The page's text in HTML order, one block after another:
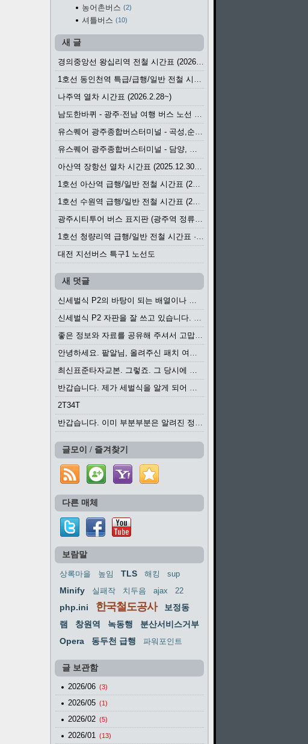
농어촌버스 2
셔틀버스 10
새 글
경의중앙선 왕십리역 전철 시간표 (2026.4.20~)
1호선 동인천역 특급/급행/일반 전철 시간표 (2026.2.28~)
나주역 열차 시간표 (2026.2.28~)
남도한바퀴 - 광주·전남 여행 버스 노선 (2026.3.1~5.31)
유스퀘어 광주종합버스터미널 - 곡성,순천／화순,보성,율포 방면 시외버스 시간표 (2026.1.31)
유스퀘어 광주종합버스터미널 - 담양, 순창, 남원, 무주, 장수, 거창, 대구 방면 시외버스 시간표 (2026...
아산역 장항선 열차 시간표 (2025.12.30 기준) (무궁화호, ITX-마음, 새마을호, 서해금빛열차)
1호선 아산역 급행/일반 전철 시간표 (2025.12.30~)
1호선 수원역 급행/일반 전철 시간표 (2025.12.30~)
광주시티투어 버스 표지판 (광주역 정류장) (2024?)
1호선 청량리역 급행/일반 전철 시간표 · 노선도 (2025.12.30~)
대전 지선버스 특구1 노선도
새 덧글
신세벌식 P2의 바탕이 되는 배열이나 주요 기능...
신세벌식 P2 자판을 잘 쓰고 있습니다. 쓰기 편리...
좋은 정보와 자료를 공유해 주셔서 고맙습니다....
안녕하세요. 팥알님, 올려주신 패치 여러모로 감사...
최신표준타자교본. 그렇죠. 그 당시에 최신 표준...
반갑습니다. 제가 세벌식을 알게 되어 세벌식 써...
2T34T
반갑습니다. 이미 부분부분은 알려진 정보들이...
글모이 / 즐겨찾기
다른 매체
보람말
상록마을 높임 TLS 해킹 sup
Minify 실패작 치두음 ajax 22
php.ini 한국철도공사
보정동
램
창원역 녹동행
분산서비스거부
Opera
동두천 급행 파워포인트
글 보관함
2026/06 (3)
2026/05 (1)
2026/02 (5)
2026/01 (13)